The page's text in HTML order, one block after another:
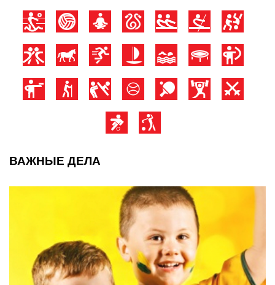
ВАЖНЫЕ ДЕЛА